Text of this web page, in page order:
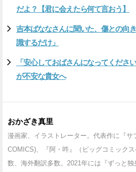
だよ？【君に会えたら何て言おう】
吉本ばななさんに聞いた、傷との向
識するだけ」
「安心しておばさんになってくださ
が不安な貴女へ
おかざき真里
漫画家、イラストレーター。代表作に『サ
COMICS)、『阿・吽』（ビッグコミック
数、海外翻訳多数。2021年には『ずっと独